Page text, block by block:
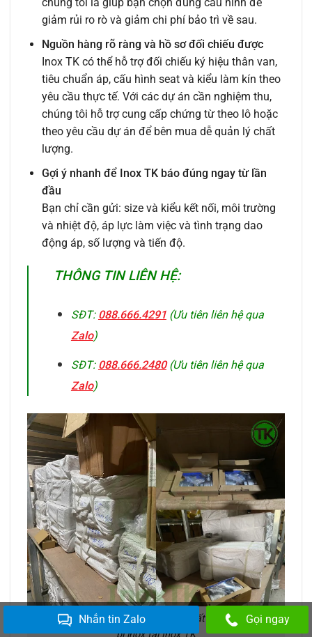
chúng tôi là giúp bạn chọn đúng cấu hình để
giảm rủi ro rò và giảm chi phí bảo trì về sau.
Nguồn hàng rõ ràng và hồ sơ đối chiếu được
Inox TK có thể hỗ trợ đối chiếu ký hiệu thân van,
tiêu chuẩn áp, cấu hình seat và kiểu làm kín theo
yêu cầu thực tế. Với các dự án cần nghiệm thu,
chúng tôi hỗ trợ cung cấp chứng từ theo lô hoặc
theo yêu cầu dự án để bên mua dễ quản lý chất
lượng.
Gợi ý nhanh để Inox TK báo đúng ngay từ lần
đầu
Bạn chỉ cần gửi: size và kiểu kết nối, môi trường
và nhiệt độ, áp lực làm việc và tình trạng dao
động áp, số lượng và tiến độ.
THÔNG TIN LIÊN HỆ:
SĐT: 088.666.4291(Ưu tiên liên hệ qua
Zalo)
SĐT: 088.666.2480(Ưu tiên liên hệ qua
Zalo)
Tư vấn chọn đúng tiêu chuẩn áp suất và nhiệt độ van
bi inox tại Inox TK
Nhắn tin Zalo Gọi ngay